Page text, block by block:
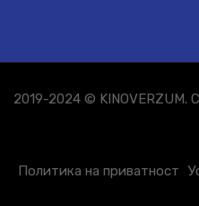
2019-2024 © KINOVERZUM.
Политика на приватност